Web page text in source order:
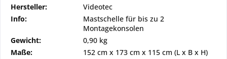
Hersteller:
Videotec
Info:
Mastschelle für bis zu 2
Montagekonsolen
Gewicht:
0,90 kg
Maße:
152 cm x 173 cm x 115 cm (L x B x H)